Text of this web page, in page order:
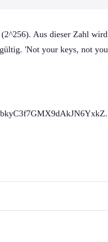
Aus dieser Zahl
'Not your keys, not